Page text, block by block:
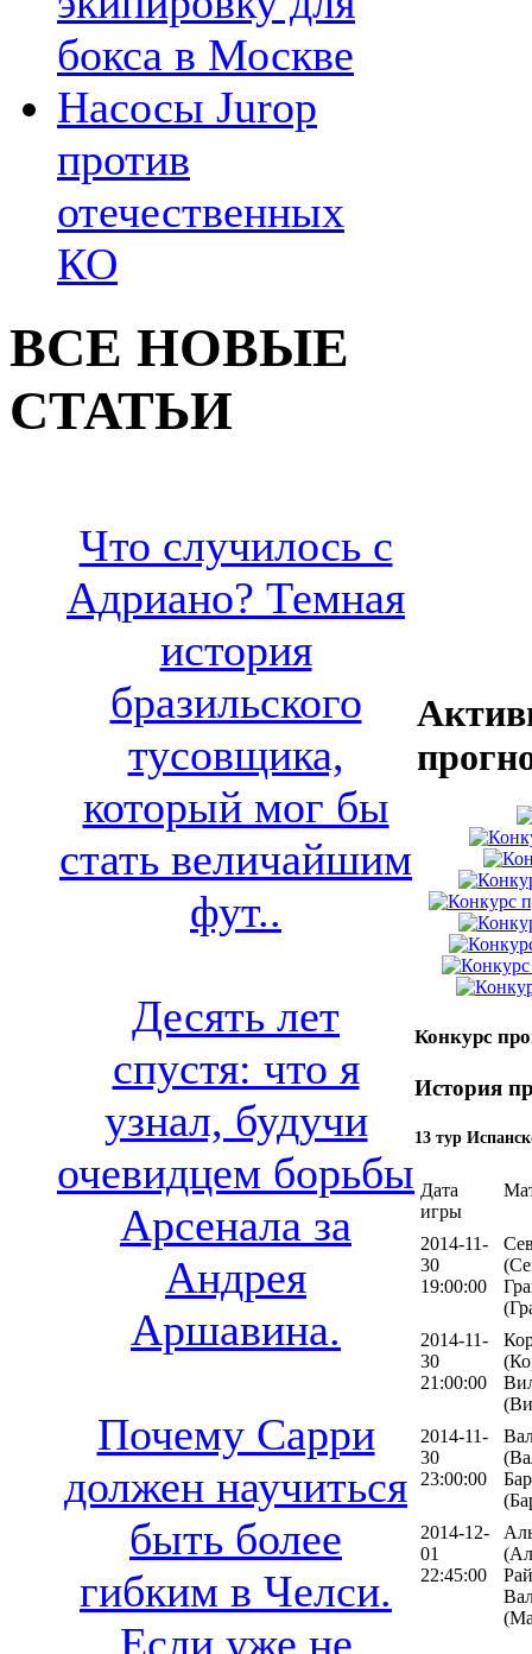
бокса в Москве
Насосы Jurop
против
отечественных
КО
ВСЕ НОВЫЕ
СТАТЬИ
Что случилось с
Адриано? Темная
история
бразильского
тусовщика,
который мог бы
стать величайшим
фут..
Десять лет
спустя: что я
узнал, будучи
очевидцем борьбы
Арсенала за
Андрея
Аршавина.
Почему Сарри
должен научиться
быть более
гибким в Челси.
Если уже не
Конкурс
История
13 тур
Дата
игры
2014-11-
30
19:00:00
2014-11-
30
21:00:00
2014-11-
30
23:00:00
2014-12-
01
22:45:00